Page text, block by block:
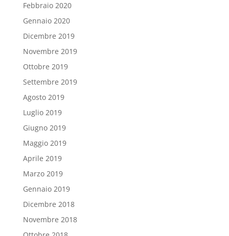
Febbraio 2020
Gennaio 2020
Dicembre 2019
Novembre 2019
Ottobre 2019
Settembre 2019
Agosto 2019
Luglio 2019
Giugno 2019
Maggio 2019
Aprile 2019
Marzo 2019
Gennaio 2019
Dicembre 2018
Novembre 2018